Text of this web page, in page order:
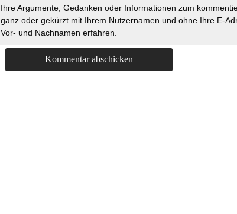
Ihre Argumente, Gedanken oder Informationen zum
ganz oder gekürzt mit Ihrem Nutzernamen und ohne Ihre E-
Vor- und Nachnamen erfahren.